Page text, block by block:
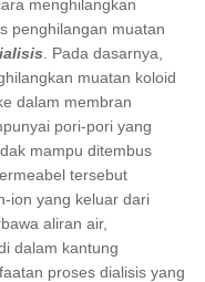
menghilangkan
penghilangan muatan
. Pada dasarnya,
muatan koloid
dalam membran
pori-pori yang
mampu ditembus
tersebut
ion yang keluar dari
aliran air,
dalam kantung
proses dialisis yang